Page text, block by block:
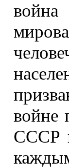
войне
СССР